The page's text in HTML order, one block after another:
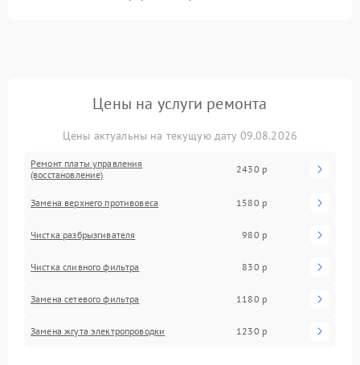
Цены на услуги ремонта
Цены актуальны на текущую дату 09.08.2026
Ремонт платы управления
(восстановление)
2430 р
Замена верхнего противовеса 1580 р
Чистка разбрызгивателя 980 р
Чистка сливного фильтра 830 р
Замена сетевого фильтра 1180 р
Замена жгута электропроводки 1230 р